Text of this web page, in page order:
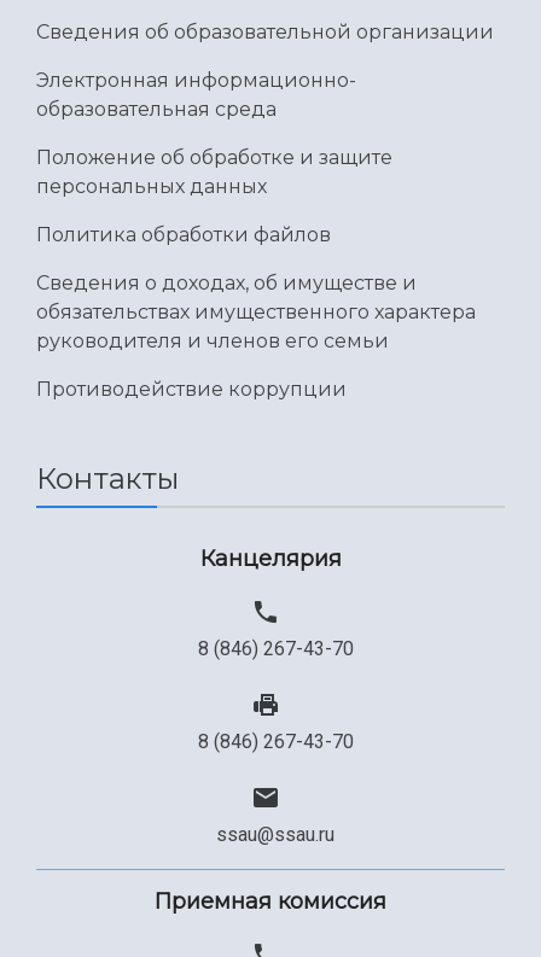
Международный межвузовский кампус
Сведения об образовательной организации
Сведения об образовательной организации
Электронная информационно-
образовательная среда
Положение об обработке и защите
персональных данных
Политика обработки файлов
Сведения о доходах, об имуществе и
обязательствах имущественного характера
руководителя и членов его семьи
Противодействие коррупции
Контакты
Канцелярия
8 (846) 267-43-70
8 (846) 267-43-70
ssau@ssau.ru
Приемная комиссия